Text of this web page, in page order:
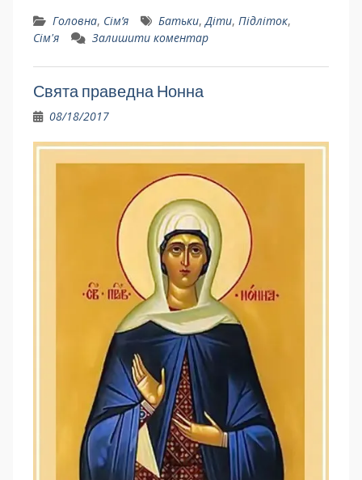
Головна, Сім’я Батьки, Діти, Підліток,
Сім'я
Залишити коментар
Свята праведна Нонна
08/18/2017